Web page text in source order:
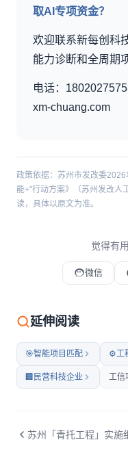
取AI专项资金？
欢迎联系新每创科
能力诊断和全周期
电话：
xm-chuang.com
政策依据：苏州市发改委
能+"行动方案》（苏州发改人
读，具体以原文为准。
觉得有
微信
微信扫码打开
延伸阅读
🎯智能项目匹配 ⚙️工
🏢 民营科技企业 工信